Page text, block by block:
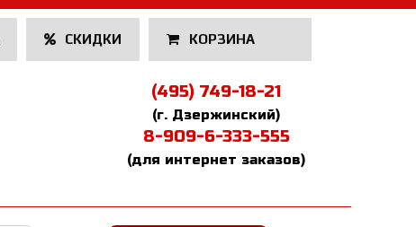
СКИДКИ КОРЗИНА
(495) 749-18-21
(г. Дзержинский)
8-909-6-333-555
(для интернет заказов)